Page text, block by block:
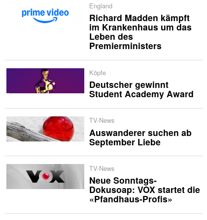
England
Richard Madden kämpft
im Krankenhaus um das
Leben des
Premierministers
Köpfe
Deutscher gewinnt
Student Academy Award
TV-News
Auswanderer suchen ab
September Liebe
TV-News
Neue Sonntags-
Dokusoap: VOX startet die
«Pfandhaus-Profis»